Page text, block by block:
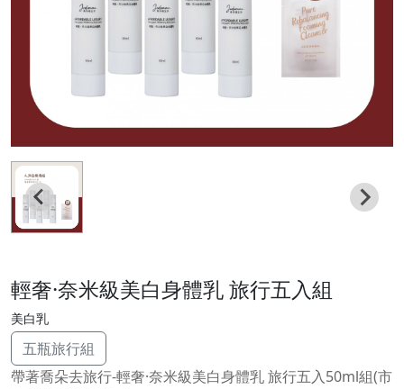
輕奢·奈米級美白身體乳 旅行五入組
美白乳
五瓶旅行組
帶著喬朵去旅行-輕奢·奈米級美白身體乳 旅行五入50ml組(市